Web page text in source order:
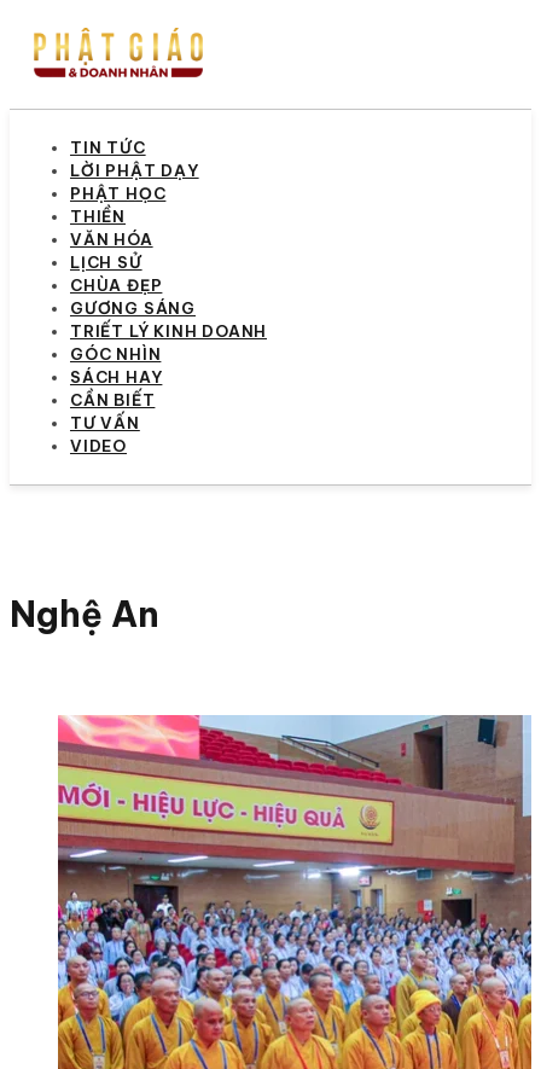
TIN TỨC
LỜI PHẬT DẠY
PHẬT HỌC
THIỀN
VĂN HÓA
LỊCH SỬ
CHÙA ĐẸP
GƯƠNG SÁNG
TRIẾT LÝ KINH DOANH
GÓC NHÌN
SÁCH HAY
CẦN BIẾT
TƯ VẤN
VIDEO
Nghệ An